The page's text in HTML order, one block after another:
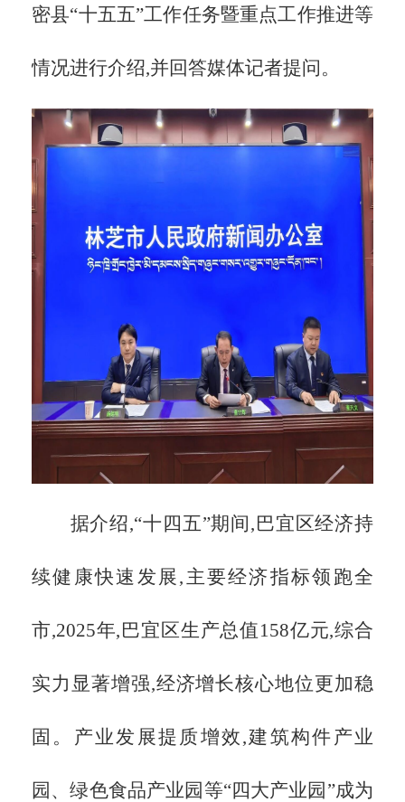
密县“十五五”工作任务暨重点工作推进等
情况进行介绍,并回答媒体记者提问。
据介绍,“十四五”期间,巴宜区经济持
续健康快速发展,主要经济指标领跑全
市,2025年,巴宜区生产总值158亿元,综合
实力显著增强,经济增长核心地位更加稳
固。产业发展提质增效,建筑构件产业
园、绿色食品产业园等“四大产业园”成为